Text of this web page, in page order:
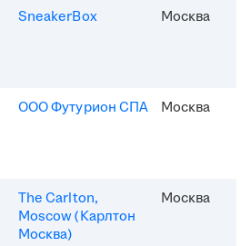
SneakerBox Москва
ООО Футурион СПА Москва
The Carlton,
Moscow (Карлтон
Москва)
Москва